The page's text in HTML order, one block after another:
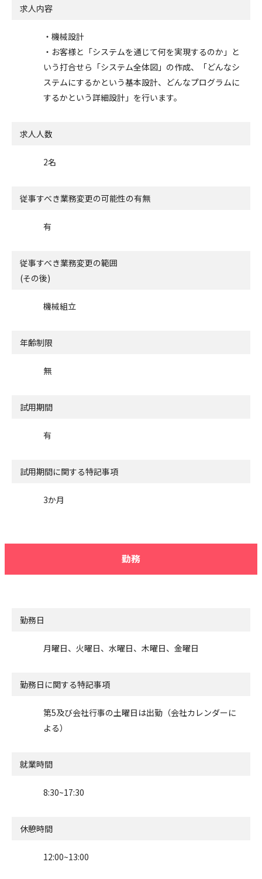
求人内容
・機械設計
・お客様と「システムを通じて何を実現するのか」と
いう打合せら「システム全体図」の作成、「どんなシ
ステムにするかという基本設計、どんなプログラムに
するかという詳細設計」を行います。
求人人数
2名
従事すべき業務変更の可能性の有無
有
従事すべき業務変更の範囲
(その後)
機械組立
年齢制限
無
試用期間
有
試用期間に関する特記事項
3か月
勤務
勤務日
月曜日、火曜日、水曜日、木曜日、金曜日
勤務日に関する特記事項
第5及び会社行事の土曜日は出勤（会社カレンダーに
よる）
就業時間
8:30~17:30
休憩時間
12:00~13:00